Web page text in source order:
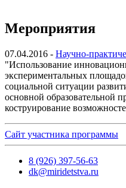
Мероприятия
07.04.2016 - Научно-
"Использование
экспериментальных
социальной ситуации
основной образовательной
коструирование
Сайт участника программы
8 (926) 397-56-63
dk@miridetstva.ru